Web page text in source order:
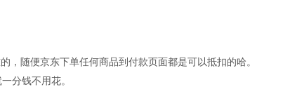
，随便京东下单任何商品到付款页面都是可以抵扣的哈。
分钱不用花。